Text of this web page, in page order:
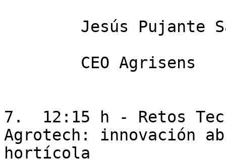
7.  12:15 h - Retos
Agrotech: innovación
hortícola